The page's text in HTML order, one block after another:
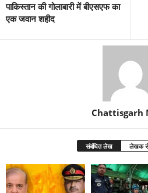
पाकिस्तान की गोलाबारी में बीएसएफ का
एक जवान शहीद
Chattisgarh
संबंधित लेख लेखक